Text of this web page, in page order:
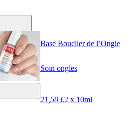
Base Bouclier de l’Ongle
Soin ongles
21,50 €2 x 10ml